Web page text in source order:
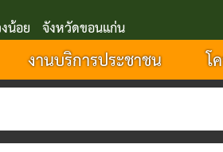
งน้อย จังหวัดขอนแก่น
งานบริการประชาชน โ